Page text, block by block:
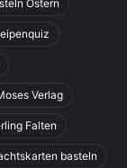
Ostern
Verlag
Falten
basteln